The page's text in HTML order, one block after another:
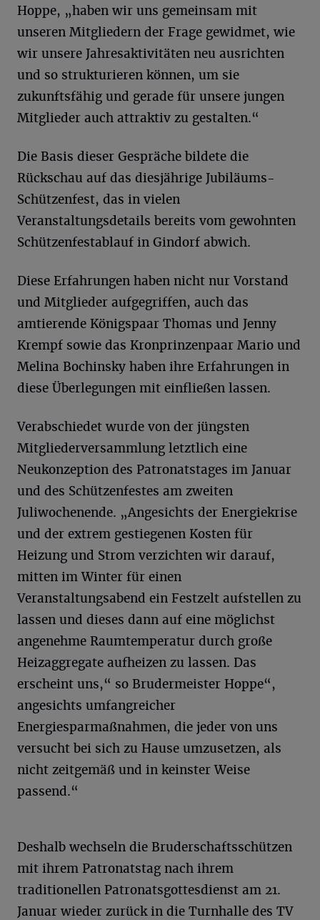
Hoppe, „haben wir uns gemeinsam mit
unseren Mitgliedern der Frage gewidmet, wie
wir unsere Jahresaktivitäten neu ausrichten
und so strukturieren können, um sie
zukunftsfähig und gerade für unsere jungen
Mitglieder auch attraktiv zu gestalten.“
Die Basis dieser Gespräche bildete die
Rückschau auf das diesjährige Jubiläums-
Schützenfest, das in vielen
Veranstaltungsdetails bereits vom gewohnten
Schützenfestablauf in Gindorf abwich.
Diese Erfahrungen haben nicht nur Vorstand
und Mitglieder aufgegriffen, auch das
amtierende Königspaar Thomas und Jenny
Krempf sowie das Kronprinzenpaar Mario und
Melina Bochinsky haben ihre Erfahrungen in
diese Überlegungen mit einfließen lassen.
Verabschiedet wurde von der jüngsten
Mitgliederversammlung letztlich eine
Neukonzeption des Patronatstages im Januar
und des Schützenfestes am zweiten
Juliwochenende. „Angesichts der Energiekrise
und der extrem gestiegenen Kosten für
Heizung und Strom verzichten wir darauf,
mitten im Winter für einen
Veranstaltungsabend ein Festzelt aufstellen zu
lassen und dieses dann auf eine möglichst
angenehme Raumtemperatur durch große
Heizaggregate aufheizen zu lassen. Das
erscheint uns,“ so Brudermeister Hoppe“,
angesichts umfangreicher
Energiesparmaßnahmen, die jeder von uns
versucht bei sich zu Hause umzusetzen, als
nicht zeitgemäß und in keinster Weise
passend.“
Deshalb wechseln die Bruderschaftsschützen
mit ihrem Patronatstag nach ihrem
traditionellen Patronatsgottesdienst am 21.
Januar wieder zurück in die Turnhalle des TV